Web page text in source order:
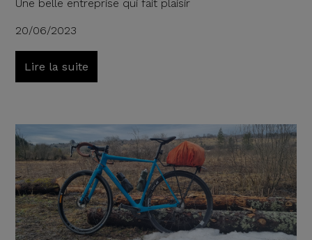
Une belle entreprise qui fait plaisir
20/06/2023
Lire la suite